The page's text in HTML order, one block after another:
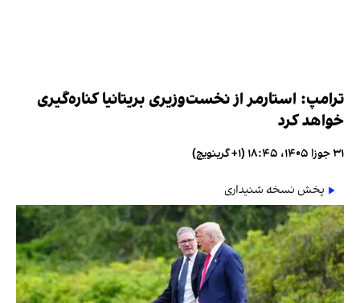
ترامپ: استارمر از نخست‌وزیری بریتانیا کناره‌گیری
خواهد کرد
۳۱ جوزا ۱۴۰۵، ۱۸:۴۵ (‎+۱ گرینویچ)
پخش نسخه شنیداری